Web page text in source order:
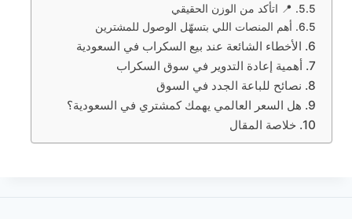
📍 اتأكد من الوزن الحقيقي
أهم المنصات اللي بتسهّل الوصول للمشترين
الأخطاء الشائعة عند بيع السكراب في السعودية
أهمية إعادة التدوير في سوق السكراب
نصائح للباعة الجدد في السوق
هل السعر العالمي يهمك كمشتري في السعودية؟
خلاصة المقال